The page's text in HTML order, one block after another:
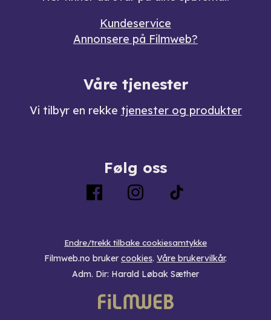
Kundeservice
Annonsere på Filmweb?
Våre tjenester
Vi tilbyr en rekke tjenester og produkter
Følg oss
Endre/trekk tilbake cookiesamtykke
Filmweb.no bruker cookies. Våre brukervilkår.
Adm. Dir: Harald Løbak Sæther